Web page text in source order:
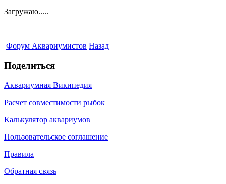
Загружаю.....
Форум Аквариумистов Назад
Поделиться
Аквариумная Википедия
Расчет совместимости рыбок
Калькулятор аквариумов
Пользовательское соглашение
Правила
Обратная связь